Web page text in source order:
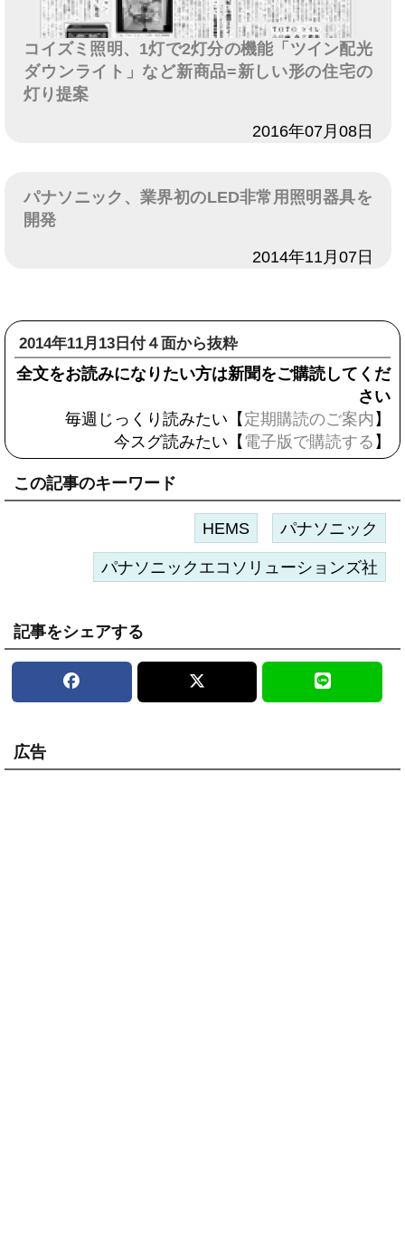
コイズミ照明、1灯で2灯分の機能「ツイン配光
ダウンライト」など新商品=新しい形の住宅の
灯り提案
2016年07月08日
パナソニック、業界初のLED非常用照明器具を
開発
2014年11月07日
2014年11月13日付４面から抜粋
全文をお読みになりたい方は新聞をご購読してくだ
さい
毎週じっくり読みたい【 定期購読のご案内 】
今スグ読みたい【 電子版で購読する 】
この記事のキーワード
HEMS パナソニック
パナソニックエコソリューションズ社
記事をシェアする
広告